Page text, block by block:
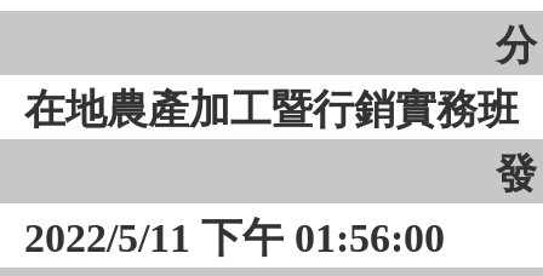
在地農產加工暨行銷實務班
2022/5/11 下午 01:56:00